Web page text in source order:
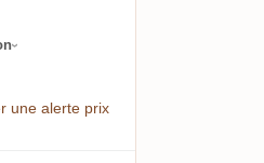
une alerte prix